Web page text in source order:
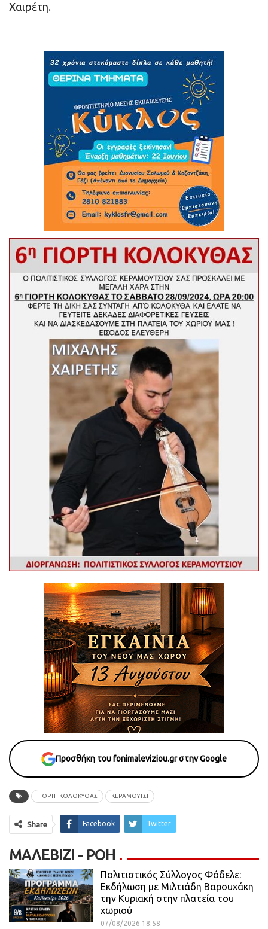
Χαιρέτη.
Προσθήκη του fonimaleviziou.gr στην Google
ΓΙΟΡΤΗ ΚΟΛΟΚΥΘΑΣ ΚΕΡΑΜΟΥΤΣΙ
Share Facebook Twitter
ΜΑΛΕΒΊΖΙ - ΡΟΗ
Πολιτιστικός Σύλλογος Φόδελε:
Εκδήλωση με Μιλτιάδη Βαρουχάκη
την Κυριακή στην πλατεία του
χωριού
07/08/2026 18:58